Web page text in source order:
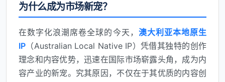
为什么成为市场新宠？
在数字化浪潮席卷全球的今天， 澳大利亚本地原生
IP （Australian Local Native IP）凭借其独特的创作
理念和内容优势，迅速在国际市场崭露头角，成为内
容产业的新宠。究其原因，不仅在于其优质的内容创